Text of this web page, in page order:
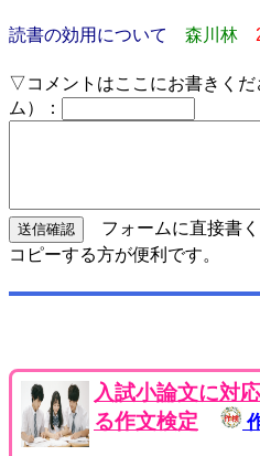
読書の効用について 森川林
▽コメントはここにお書きく
ム）：
フォームに直接書
コピーする方が便利です。
入試小論文に対
る作文検定